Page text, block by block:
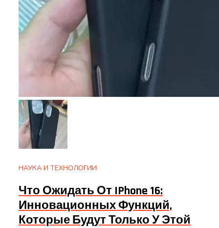
НАУКА И ТЕХНОЛОГИИ
Что Ожидать От IPhone 16:
Инновационных Функций,
Которые Будут Только У Этой